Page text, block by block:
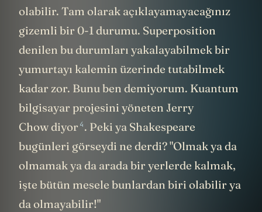
olabilir. Tam olarak açıklayamayacağınız
gizemli bir 0-1 durumu. Superposition
denilen bu durumları yakalayabilmek bir
yumurtayı kalemin üzerinde tutabilmek
kadar zor. Bunu ben demiyorum. Kuantum
bilgisayar projesini yöneten Jerry
Chow diyor4. Peki ya Shakespeare
bugünleri görseydi ne derdi? "Olmak ya da
olmamak ya da arada bir yerlerde kalmak,
işte bütün mesele bunlardan biri olabilir ya
da olmayabilir!"